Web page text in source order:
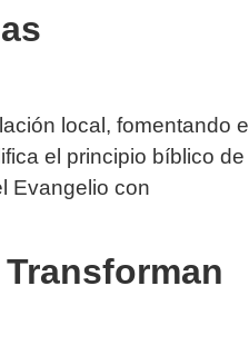
local, fomentando el
el principio bíblico de
Evangelio con